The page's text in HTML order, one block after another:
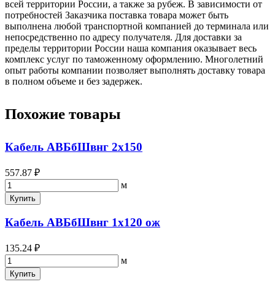
всей территории России, а также за рубеж. В зависимости от
потребностей Заказчика поставка товара может быть
выполнена любой транспортной компанией до терминала или
непосредственно по адресу получателя. Для доставки за
пределы территории России наша компания оказывает весь
комплекс услуг по таможенному оформлению. Многолетний
опыт работы компании позволяет выполнять доставку товара
в полном объеме и без задержек.
Похожие товары
Кабель АВБбШвнг 2х150
557.87 ₽
м
Купить
Кабель АВБбШвнг 1х120 ож
135.24 ₽
м
Купить